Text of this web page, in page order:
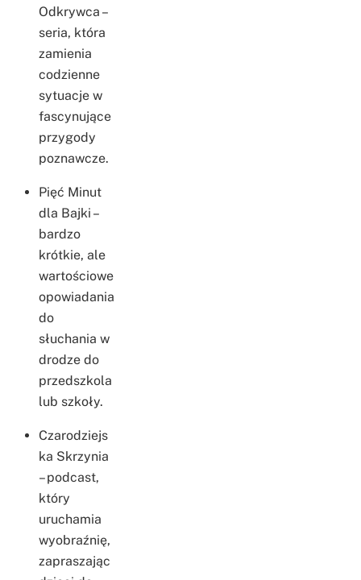
Odkrywca –
seria, która
zamienia
codzienne
sytuacje w
fascynujące
przygody
poznawcze.
Pięć Minut
dla Bajki –
bardzo
krótkie, ale
wartościowe
opowiadania
do
słuchania w
drodze do
przedszkola
lub szkoły.
Czarodziejs
ka Skrzynia
– podcast,
który
uruchamia
wyobraźnię,
zapraszając